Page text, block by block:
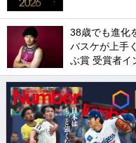
38歳でも進化
バスケが上手
ぶ賞 受賞者イ